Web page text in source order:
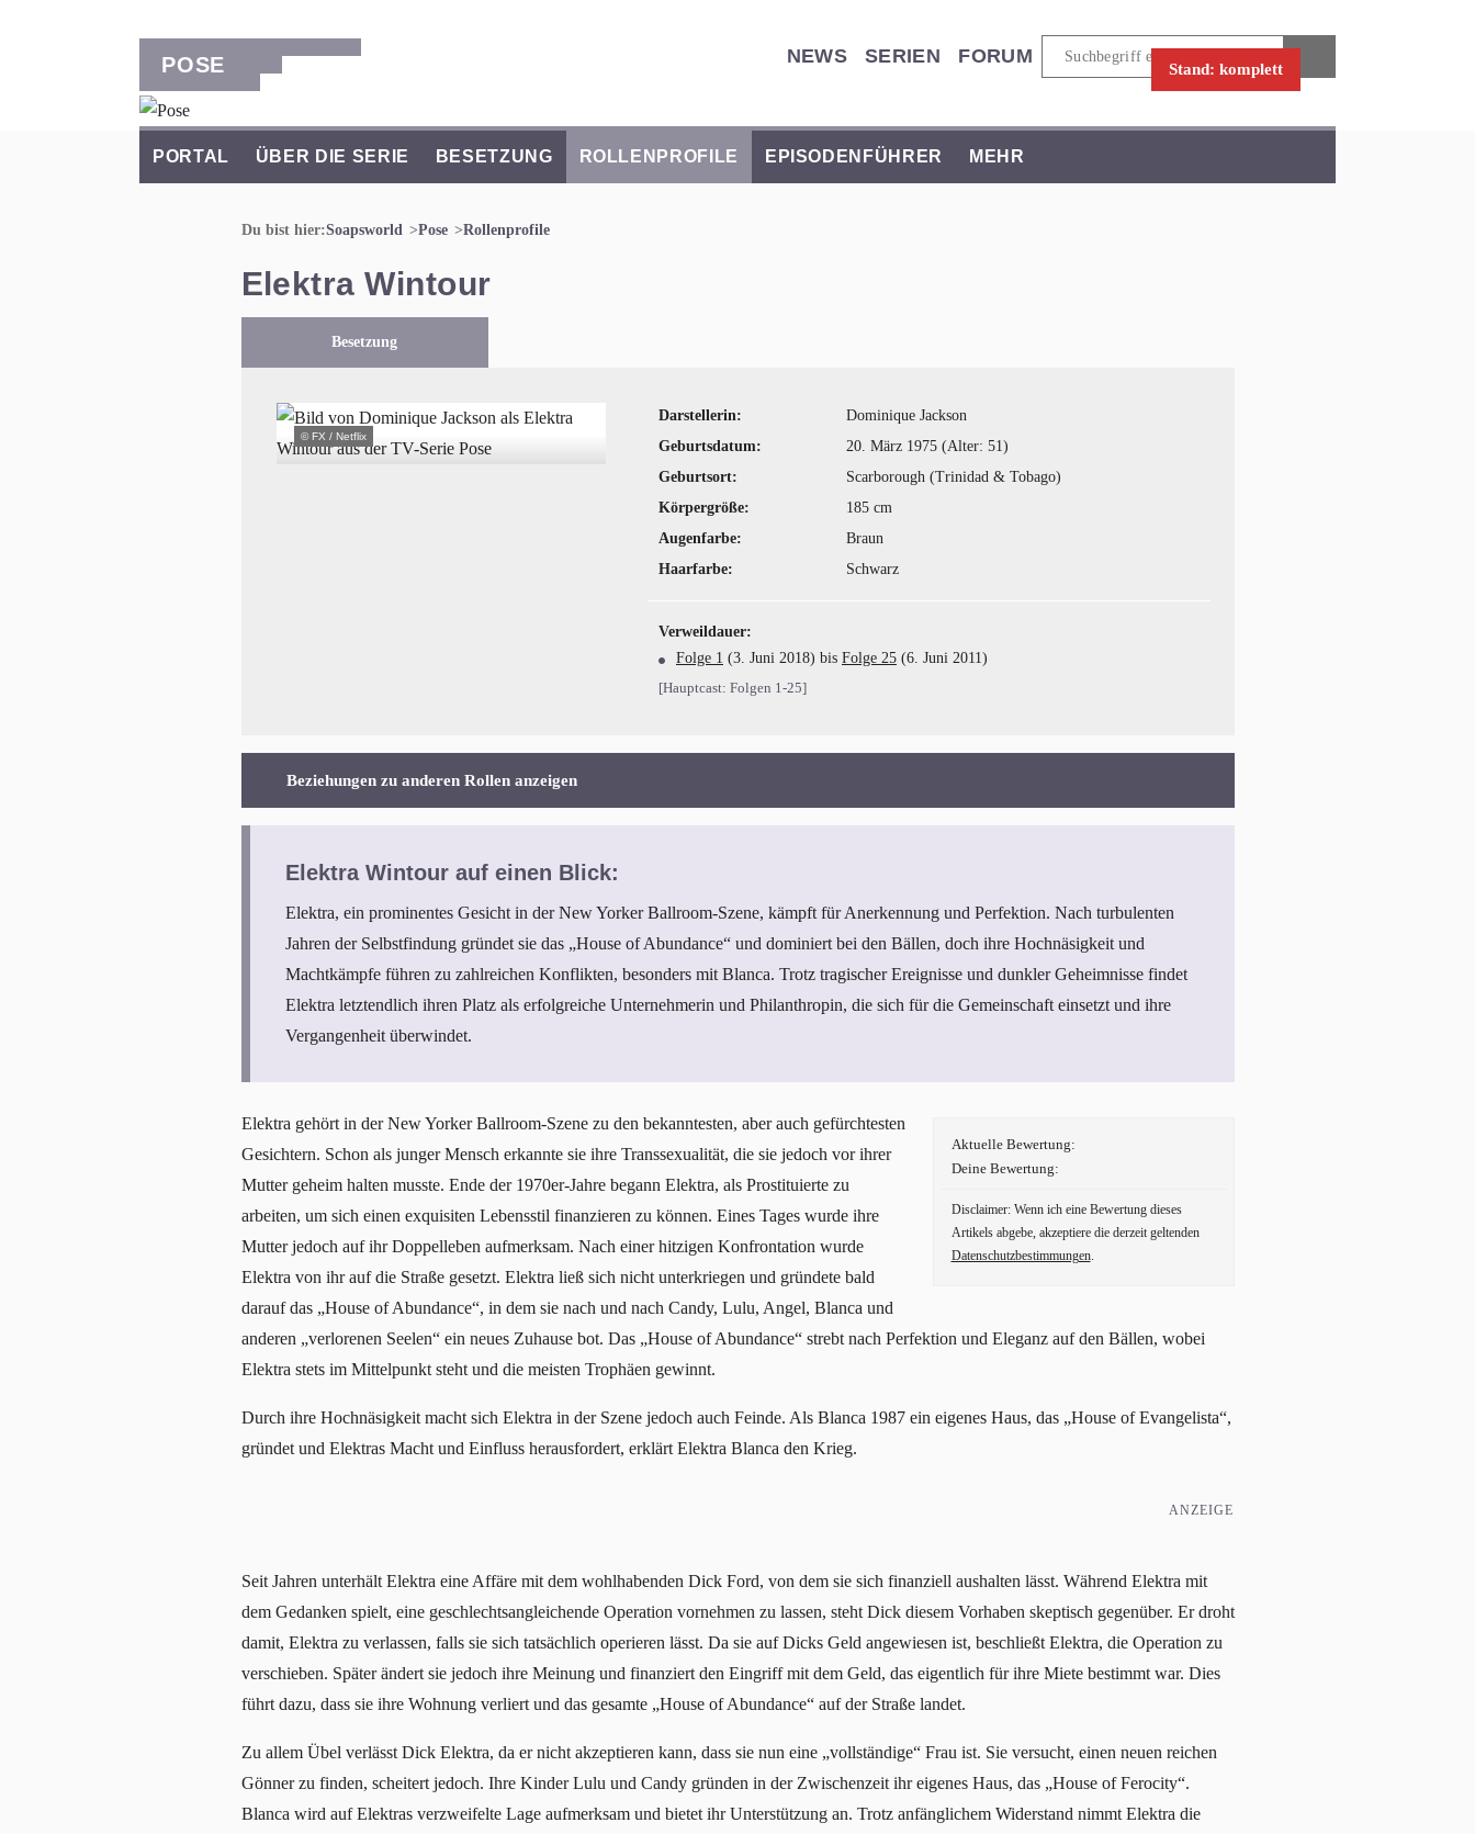
NEWS SERIEN FORUM
POSE Stand: komplett
PORTAL ÜBER DIE SERIE BESETZUNG ROLLENPROFILE EPISODENFÜHRER MEHR
Du bist hier:Soapsworld Pose Rollenprofile
Elektra Wintour
Besetzung
© FX / Netflix
Darstellerin:
Dominique Jackson
Geburtsdatum:
20. März 1975 (Alter: 51)
Geburtsort:
Scarborough (Trinidad & Tobago)
Körpergröße:
185 cm
Augenfarbe:
Braun
Haarfarbe:
Schwarz
Verweildauer:
Folge 1 (3. Juni 2018) bis Folge 25 (6. Juni 2011)
[Hauptcast: Folgen 1-25]
Beziehungen zu anderen Rollen anzeigen
Elektra Wintour auf einen Blick:
Elektra, ein prominentes Gesicht in der New Yorker Ballroom-Szene, kämpft für Anerkennung und Perfektion. Nach turbulenten
Jahren der Selbstfindung gründet sie das „House of Abundance“ und dominiert bei den Bällen, doch ihre Hochnäsigkeit und
Machtkämpfe führen zu zahlreichen Konflikten, besonders mit Blanca. Trotz tragischer Ereignisse und dunkler Geheimnisse findet
Elektra letztendlich ihren Platz als erfolgreiche Unternehmerin und Philanthropin, die sich für die Gemeinschaft einsetzt und ihre
Vergangenheit überwindet.
Aktuelle Bewertung:
Deine Bewertung:
Disclaimer: Wenn ich eine Bewertung dieses
Artikels abgebe, akzeptiere die derzeit geltenden
Datenschutzbestimmungen.
Elektra gehört in der New Yorker Ballroom-Szene zu den bekanntesten, aber auch gefürchtesten
Gesichtern. Schon als junger Mensch erkannte sie ihre Transsexualität, die sie jedoch vor ihrer
Mutter geheim halten musste. Ende der 1970er-Jahre begann Elektra, als Prostituierte zu
arbeiten, um sich einen exquisiten Lebensstil finanzieren zu können. Eines Tages wurde ihre
Mutter jedoch auf ihr Doppelleben aufmerksam. Nach einer hitzigen Konfrontation wurde
Elektra von ihr auf die Straße gesetzt. Elektra ließ sich nicht unterkriegen und gründete bald
darauf das „House of Abundance“, in dem sie nach und nach Candy, Lulu, Angel, Blanca und
anderen „verlorenen Seelen“ ein neues Zuhause bot. Das „House of Abundance“ strebt nach Perfektion und Eleganz auf den Bällen, wobei
Elektra stets im Mittelpunkt steht und die meisten Trophäen gewinnt.
Durch ihre Hochnäsigkeit macht sich Elektra in der Szene jedoch auch Feinde. Als Blanca 1987 ein eigenes Haus, das „House of Evangelista“,
gründet und Elektras Macht und Einfluss herausfordert, erklärt Elektra Blanca den Krieg.
ANZEIGE
Seit Jahren unterhält Elektra eine Affäre mit dem wohlhabenden Dick Ford, von dem sie sich finanziell aushalten lässt. Während Elektra mit
dem Gedanken spielt, eine geschlechtsangleichende Operation vornehmen zu lassen, steht Dick diesem Vorhaben skeptisch gegenüber. Er droht
damit, Elektra zu verlassen, falls sie sich tatsächlich operieren lässt. Da sie auf Dicks Geld angewiesen ist, beschließt Elektra, die Operation zu
verschieben. Später ändert sie jedoch ihre Meinung und finanziert den Eingriff mit dem Geld, das eigentlich für ihre Miete bestimmt war. Dies
führt dazu, dass sie ihre Wohnung verliert und das gesamte „House of Abundance“ auf der Straße landet.
Zu allem Übel verlässt Dick Elektra, da er nicht akzeptieren kann, dass sie nun eine „vollständige“ Frau ist. Sie versucht, einen neuen reichen
Gönner zu finden, scheitert jedoch. Ihre Kinder Lulu und Candy gründen in der Zwischenzeit ihr eigenes Haus, das „House of Ferocity“.
Blanca wird auf Elektras verzweifelte Lage aufmerksam und bietet ihr Unterstützung an. Trotz anfänglichem Widerstand nimmt Elektra die